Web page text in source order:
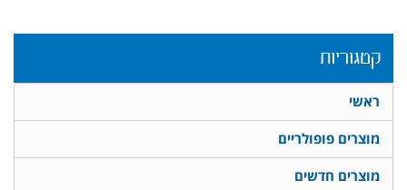
קטגוריות
ראשי
מוצרים פופולריים
מוצרים חדשים